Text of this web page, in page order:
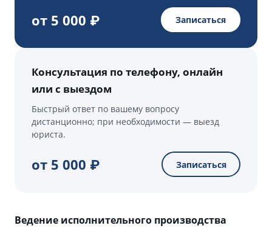
от 5 000 ₽ Записаться
Консультация по телефону, онлайн
или с выездом
Быстрый ответ по вашему вопросу
дистанционно; при необходимости — выезд
юриста.
от 5 000 ₽ Записаться
Ведение исполнительного производства